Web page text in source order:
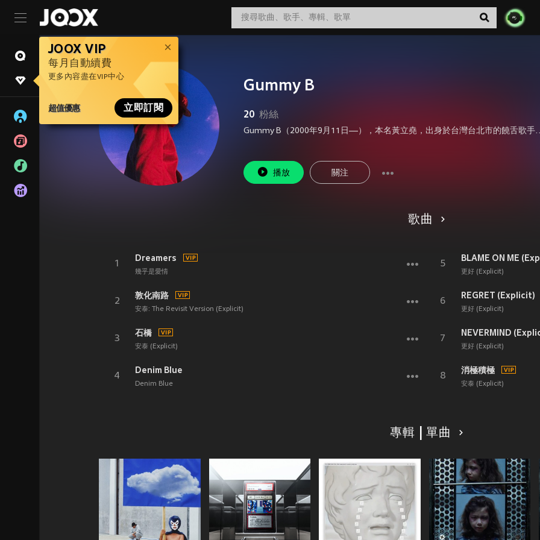
JOOX VIP
每月自動續費
更多內容盡在VIP中心
超值優惠 立即訂閱
Gummy B
20 粉絲
Gummy B（2000年9月11日—），本名黃立堯，出身於台灣台北市的饒舌歌手，高中畢業於復興實中，因求學經歷長年在同個地區，因此寫下〈敦化南
播放 關注
歌曲
1
Dreamers
幾乎是愛情
2
敦化南路
安泰: The Revisit Version (Explicit)
3
石橋
安泰 (Explicit)
4
Denim Blue
Denim Blue
5
BLAME ON ME
更好 (Explicit)
6
REGRET (Explicit)
更好 (Explicit)
7
NEVERMIND
更好 (Explicit)
8
消極積極
安泰 (Explicit)
專輯 | 單曲